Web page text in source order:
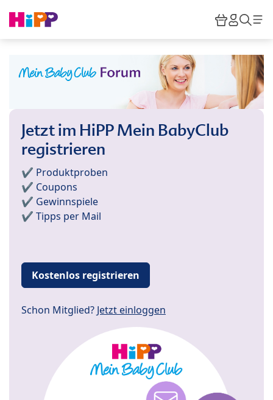
HiPP
Jetzt im HiPP Mein BabyClub
registrieren
✔️ Produktproben
✔️ Coupons
✔️ Gewinnspiele
✔️ Tipps per Mail
Kostenlos registrieren
Schon Mitglied? Jetzt einloggen